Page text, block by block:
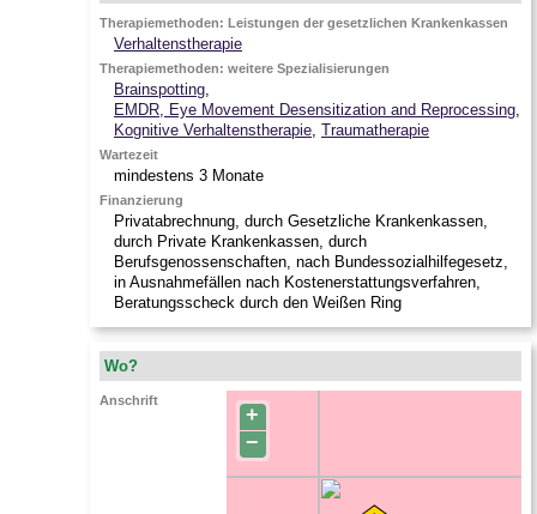
Therapiemethoden: Leistungen der gesetzlichen Krankenkassen
Verhaltenstherapie
Therapiemethoden: weitere Spezialisierungen
Brainspotting,
EMDR, Eye Movement Desensitization and Reprocessing,
Kognitive Verhaltenstherapie, Traumatherapie
Wartezeit
mindestens 3 Monate
Finanzierung
Privatabrechnung, durch Gesetzliche Krankenkassen,
durch Private Krankenkassen, durch
Berufsgenossenschaften, nach Bundessozialhilfegesetz,
in Ausnahmefällen nach Kostenerstattungsverfahren,
Beratungsscheck durch den Weißen Ring
Wo?
+
−
Anschrift